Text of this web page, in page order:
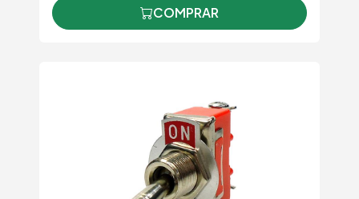
COMPRAR